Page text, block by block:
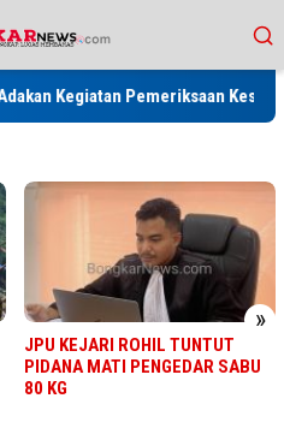
Kegiatan Pemeriksaan
»
JPU KEJARI ROHIL TUNTUT
PIDANA MATI PENGEDAR SABU
80 KG